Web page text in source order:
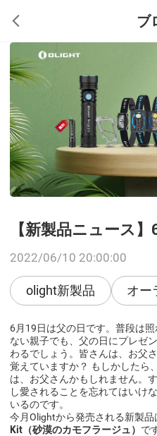
ブ
【新製品ニュース
2022/06/10 20:00:00
olight新製品 オー
6月19日は父の日です。普段は
ない親子でも、父の日にプレゼ
わるでしょう。皆さんは、お父
覚えていますか？ もしかしたら
は、お父さんかもしれません。
し愛されることを忘れてはいけ
いるのです。
今月Olightから発売される新製品
Kit（砂漠のカモフラージュ ） で